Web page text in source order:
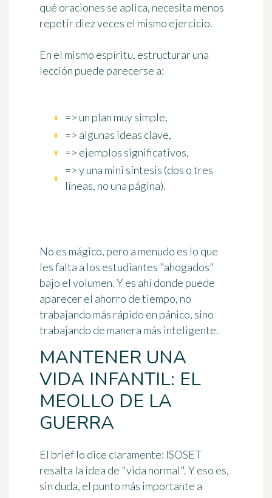
qué oraciones se aplica, necesita menos
repetir diez veces el mismo ejercicio.
En el mismo espíritu, estructurar una
lección puede parecerse a:
=> un plan muy simple,
=> algunas ideas clave,
=> ejemplos significativos,
=> y una mini síntesis (dos o tres
líneas, no una página).
No es mágico, pero a menudo es lo que
les falta a los estudiantes "ahogados"
bajo el volumen. Y es ahí donde puede
aparecer el ahorro de tiempo, no
trabajando más rápido en pánico, sino
trabajando de manera más inteligente.
MANTENER UNA
VIDA INFANTIL: EL
MEOLLO DE LA
GUERRA
El brief lo dice claramente: ISOSET
resalta la idea de "vida normal". Y eso es,
sin duda, el punto más importante a